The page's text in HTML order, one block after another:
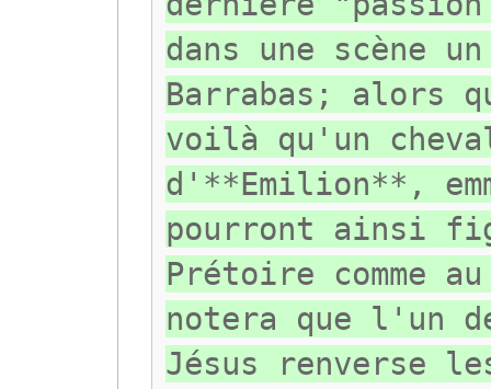
dans une scène
Barrabas; alors
voilà qu'un
d'**Emilion**,
pourront ainsi
Prétoire comme
notera que l'un
Jésus renverse